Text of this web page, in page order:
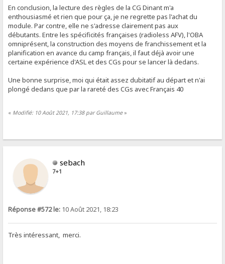
En conclusion, la lecture des règles de la CG Dinant m'a
enthousiasmé et rien que pour ça, je ne regrette pas l'achat du
module. Par contre, elle ne s'adresse clairement pas aux
débutants. Entre les spécificités françaises (radioless AFV), l'OBA
omniprésent, la construction des moyens de franchissement et la
planification en avance du camp français, il faut déjà avoir une
certaine expérience d'ASL et des CGs pour se lancer là dedans.
Une bonne surprise, moi qui était assez dubitatif au départ et n'ai
plongé dedans que par la rareté des CGs avec Français 40
« Modifié: 10 Août 2021, 17:38 par Guillaume»
sebach
7+1
Réponse #572 le: 10 Août 2021, 18:23
Très intéressant, merci.